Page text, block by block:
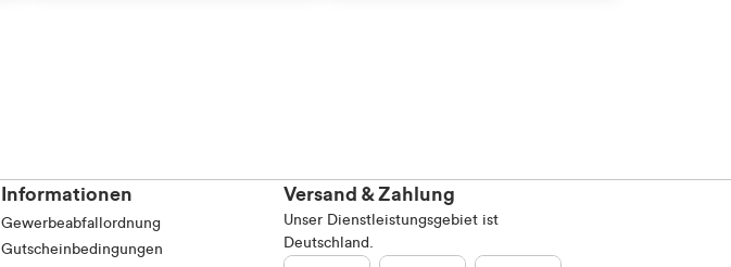
Informationen
Gewerbeabfallordnung
Gutscheinbedingungen
Versand & Zahlung
Unser Dienstleistungsgebiet ist
Deutschland.